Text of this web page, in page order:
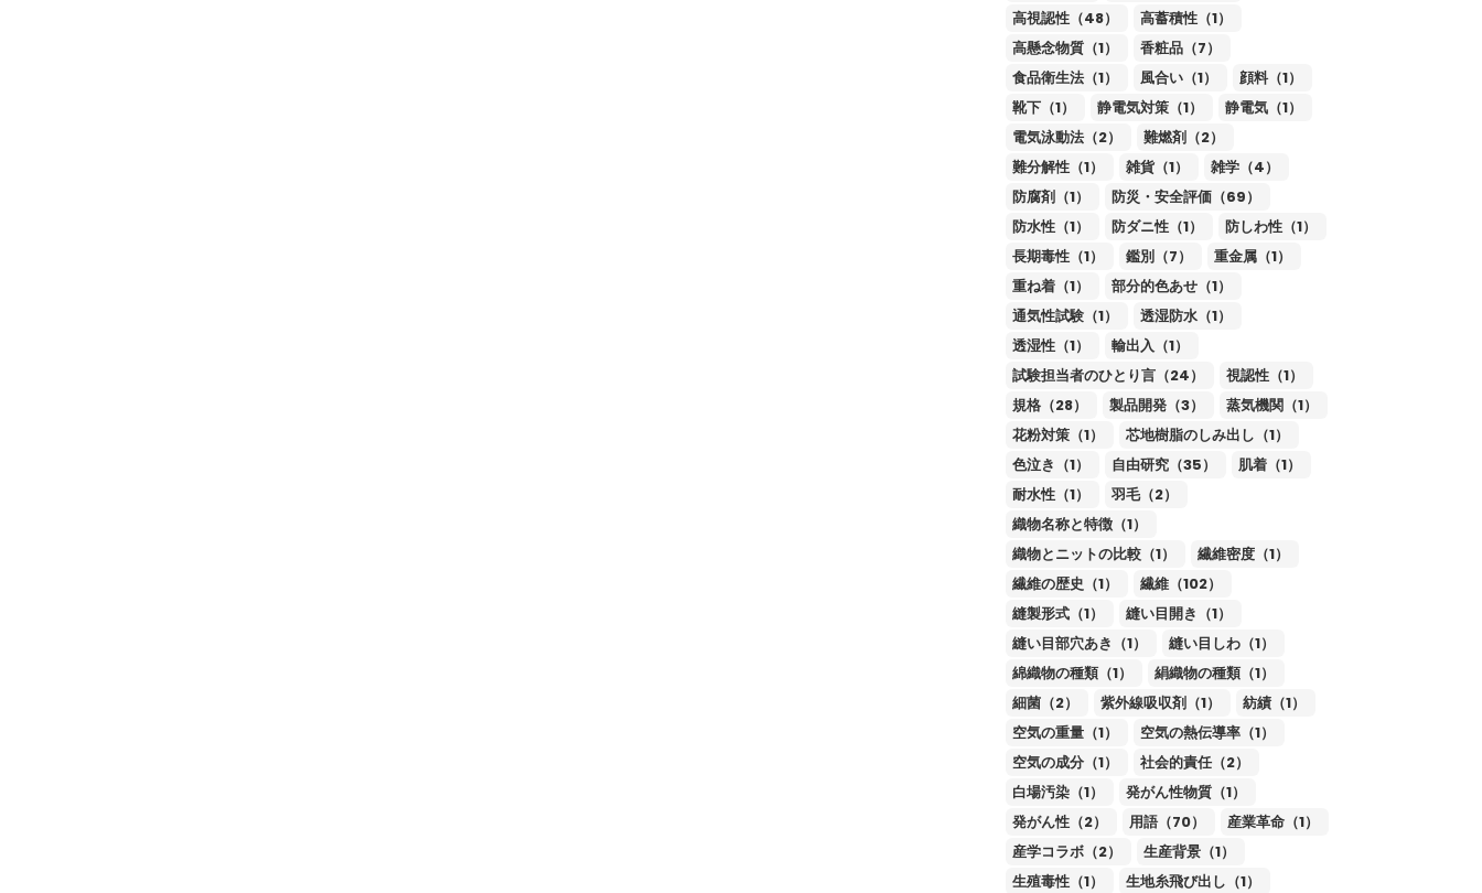
高視認性（48）
高蓄積性（1）
高懸念物質（1）
香粧品（7）
食品衛生法（1）
風合い（1）
顔料（1）
靴下（1）
静電気対策（1）
静電気（1）
電気泳動法（2）
難燃剤（2）
難分解性（1）
雑貨（1）
雑学（4）
防腐剤（1）
防災・安全評価（69）
防水性（1）
防ダニ性（1）
防しわ性（1）
長期毒性（1）
鑑別（7）
重金属（1）
重ね着（1）
部分的色あせ（1）
通気性試験（1）
透湿防水（1）
透湿性（1）
輸出入（1）
試験担当者のひとり言（24）
視認性（1）
規格（28）
製品開発（3）
蒸気機関（1）
花粉対策（1）
芯地樹脂のしみ出し（1）
色泣き（1）
自由研究（35）
肌着（1）
耐水性（1）
羽毛（2）
織物名称と特徴（1）
織物とニットの比較（1）
繊維密度（1）
繊維の歴史（1）
繊維（102）
縫製形式（1）
縫い目開き（1）
縫い目部穴あき（1）
縫い目しわ（1）
綿織物の種類（1）
絹織物の種類（1）
細菌（2）
紫外線吸収剤（1）
紡績（1）
空気の重量（1）
空気の熱伝導率（1）
空気の成分（1）
社会的責任（2）
白場汚染（1）
発がん性物質（1）
発がん性（2）
用語（70）
産業革命（1）
産学コラボ（2）
生産背景（1）
生殖毒性（1）
生地糸飛び出し（1）